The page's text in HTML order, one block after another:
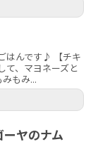
はんです♪ 【チキ
て、マヨネーズと
もみ...
ヤのナム